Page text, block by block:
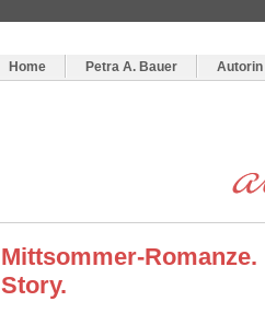
Home
Petra A. Bauer Autorin
Mittsommer-
Story.